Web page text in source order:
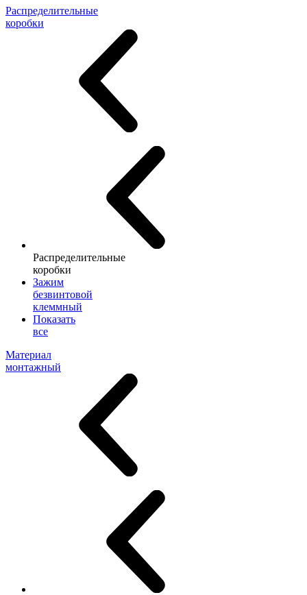
Распределительные
коробки
Распределительные
коробки
Зажим
безвинтовой
клеммный
Показать
все
Материал
монтажный